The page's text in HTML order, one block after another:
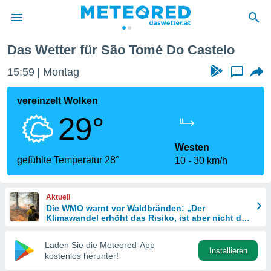
wurde
dass
sind.
diese
Das Wetter für São Tomé Do Castelo
15:59 Montag ...
vereinzelt Wolken
29°
gefühlte Temperatur 28°
Westen
10
30 km/h
Aktuell
Die WMO warnt vor Waldbränden: „Der
Klimawandel erhöht das Risiko, ist aber nicht die
Laden Sie die Meteored-App
kostenlos herunter!
Installieren